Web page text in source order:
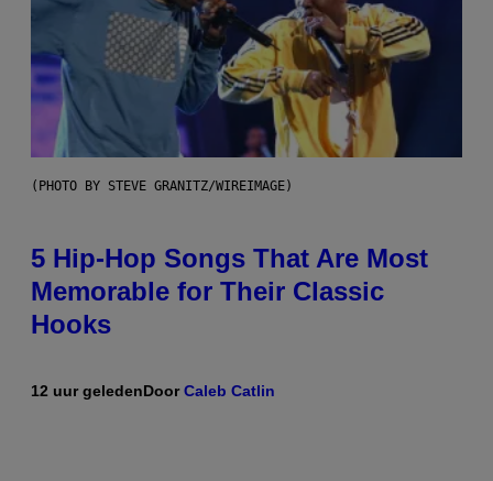
(PHOTO BY STEVE GRANITZ/WIREIMAGE)
5 Hip-Hop Songs That Are Most
Memorable for Their Classic
Hooks
12 uur geledenDoorCaleb Catlin